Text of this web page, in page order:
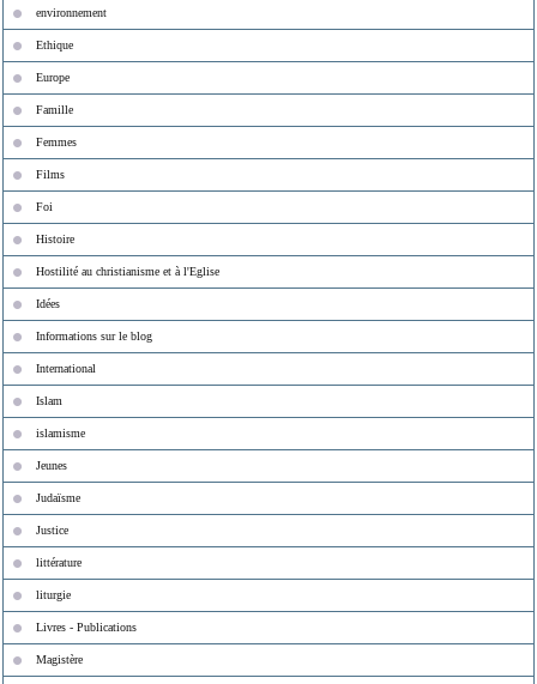
environnement
Ethique
Europe
Famille
Femmes
Films
Foi
Histoire
Hostilité au christianisme et à l'Eglise
Idées
Informations sur le blog
International
Islam
islamisme
Jeunes
Judaïsme
Justice
littérature
liturgie
Livres - Publications
Magistère